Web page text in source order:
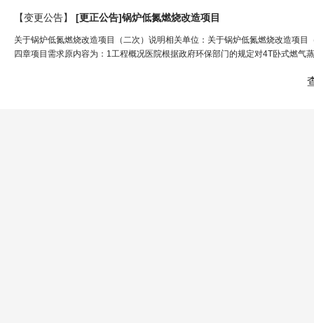
【变更公告】 [更正公告]锅炉低氮燃烧改造项目
关于锅炉低氮燃烧改造项目（二次）说明相关单位：关于锅炉低氮燃烧改造项
四章项目需求原内容为：1工程概况医院根据政府环保部门的规定对4T卧式燃气